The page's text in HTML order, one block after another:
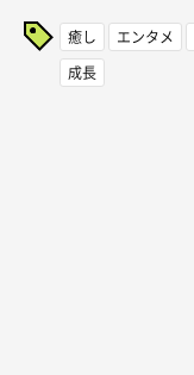
癒し エンタメ
成長